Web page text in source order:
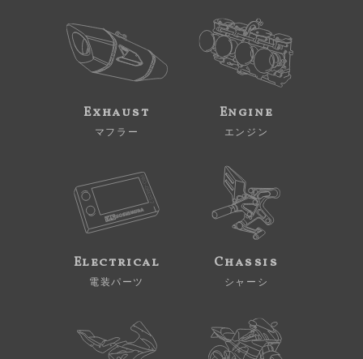
Exhaust
マフラー
Engine
エンジン
Electrical
電装パーツ
Chassis
シャーシ